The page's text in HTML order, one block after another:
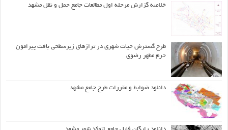
خلاصه گزارش مرحله اول مطالعات جامع حمل و نقل مشهد
طرح گسترش حیات شهري در ترازهاي زیرسطحی بافت پیرامون
حرم مطهر رضوي
دانلود ضوابط و مقررات طرح جامع مشهد